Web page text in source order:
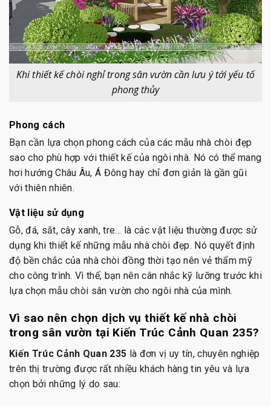
Khi thiết kế chòi nghỉ trong sân vườn cần lưu ý tới yếu tố
phong thủy
Phong cách
Bạn cần lựa chọn phong cách của các mẫu nhà chòi đẹp
sao cho phù hợp với thiết kế của ngôi nhà. Nó có thể mang
hơi hướng Châu Âu, Á Đông hay chỉ đơn giản là gần gũi
với thiên nhiên.
Vật liệu sử dụng
Gỗ, đá, sắt, cây xanh, tre… là các vật liệu thường được sử
dụng khi thiết kế những mẫu nhà chòi đẹp. Nó quyết định
độ bền chắc của nhà chòi đồng thời tạo nên vẻ thẩm mỹ
cho công trình. Vì thế, bạn nên cân nhắc kỹ lưỡng trước khi
lựa chọn mẫu chòi sân vườn cho ngôi nhà của mình.
Vì sao nên chọn dịch vụ thiết kế nhà chòi
trong sân vườn tại Kiến Trúc Cảnh Quan 235?
Kiến Trúc Cảnh Quan 235 là đơn vị uy tín, chuyên nghiệp
trên thị trường được rất nhiều khách hàng tin yêu và lựa
chọn bởi những lý do sau: